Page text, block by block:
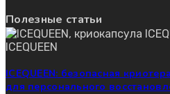
Полезные статьи
ICEQUEEN: безопасная
для персонального